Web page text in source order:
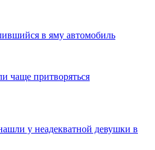
в яму автомобиль
чаще притворяться
у неадекватной девушки в